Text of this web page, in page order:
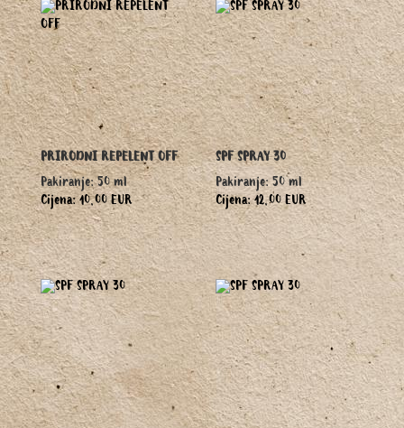
PRIRODNI REPELENT OFF
Pakiranje: 50 ml
Cijena: 10,00 EUR
SPF SPRAY 30
Pakiranje: 50 ml
Cijena: 12,00 EUR